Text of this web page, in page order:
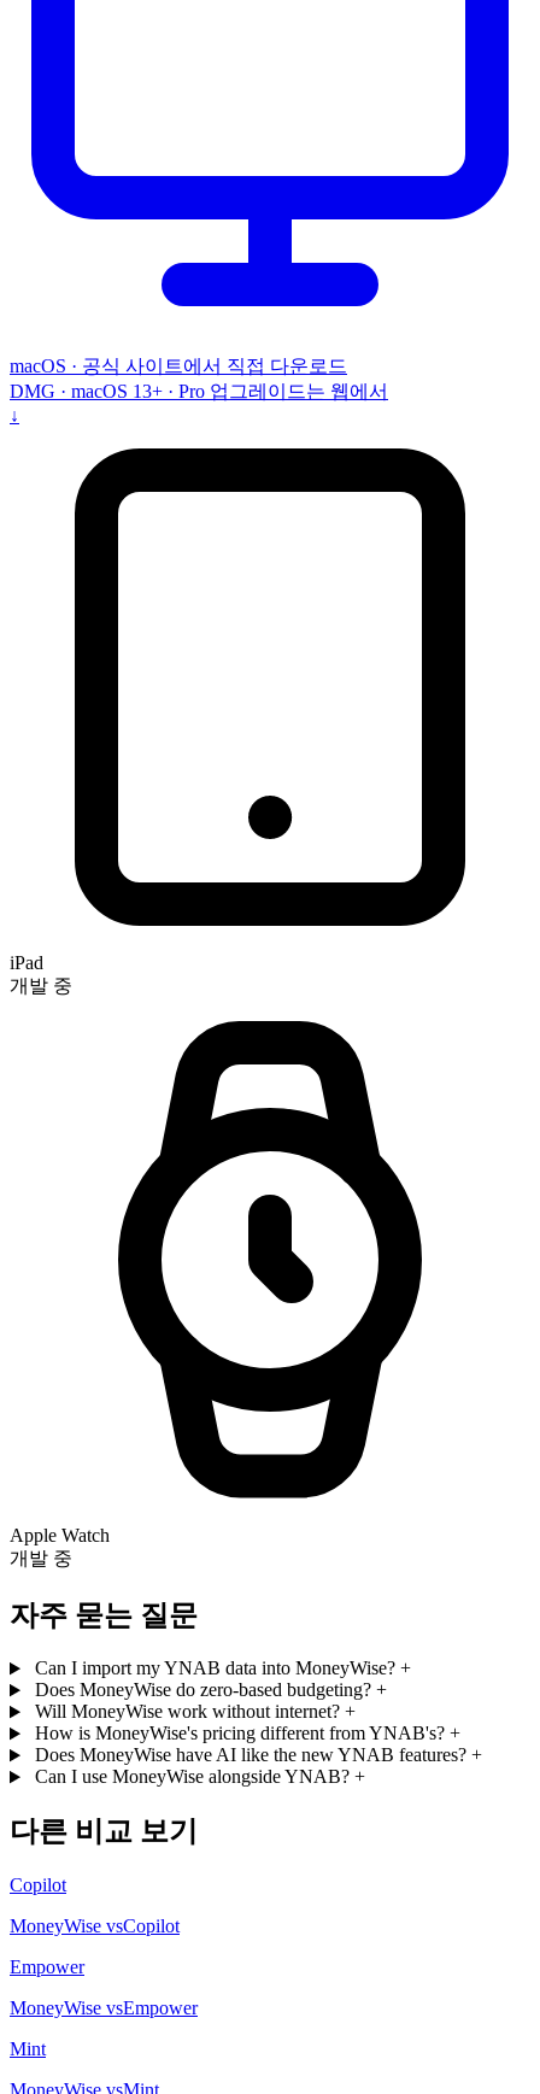
macOS · 공식 사이트에서 직접 다운로드
DMG · macOS 13+ · Pro 업그레이드는 웹에서
↓
iPad
개발 중
Apple Watch
개발 중
자주 묻는 질문
Can I import my YNAB data into MoneyWise? +
Does MoneyWise do zero-based budgeting? +
Will MoneyWise work without internet? +
How is MoneyWise's pricing different from YNAB's? +
Does MoneyWise have AI like the new YNAB features? +
Can I use MoneyWise alongside YNAB? +
다른 비교 보기
Copilot
MoneyWise vsCopilot
Empower
MoneyWise vsEmpower
Mint